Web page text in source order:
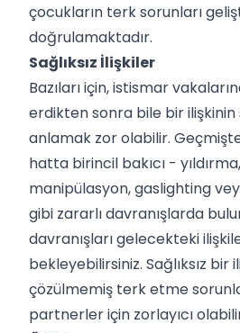
çocukların terk sorunları
doğrulamaktadır.
Sağlıksız İlişkiler
Bazıları için, istismar
erdikten sonra bile bir ilişkinin
anlamak zor olabilir.
hatta birincil bakıcı -
manipülasyon, gaslighting
gibi zararlı davranışlarda
davranışları gelecekteki
bekleyebilirsiniz. Sağlıksız bir
çözülmemiş terk etme
partnerler için zorlayıcı